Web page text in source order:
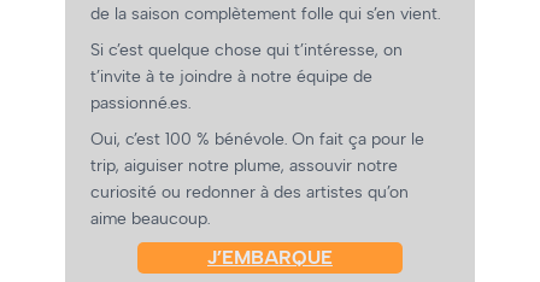
de la saison complètement folle qui s’en vient.
Si c’est quelque chose qui t’intéresse, on
t’invite à te joindre à notre équipe de
passionné.es.
Oui, c’est 100 % bénévole. On fait ça pour le
trip, aiguiser notre plume, assouvir notre
curiosité ou redonner à des artistes qu’on
aime beaucoup.
J’EMBARQUE